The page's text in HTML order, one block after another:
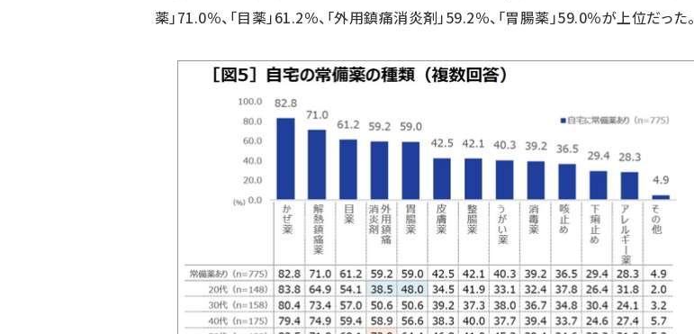
薬」71.0％、「目薬」61.2％、「外用鎮痛消炎剤」59.2％、「胃腸薬」59.0％が上位だった。